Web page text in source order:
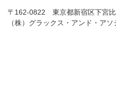
〒162-0822 東京都新宿区下宮
（株）グラックス・アンド・ア